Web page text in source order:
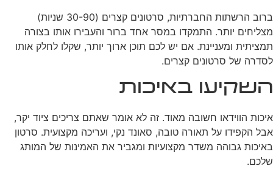
ברוב הרשתות החברתיות, סרטונים קצרים (30-90 שניות)
מצליחים יותר. התמקדו במסר אחד ברור והעבירו אותו בצורה
תמציתית ומעניינת. אם יש לכם תוכן ארוך יותר, שקלו לחלק אותו
לסדרה של סרטונים קצרים.
השקיעו באיכות
איכות הווידאו חשובה מאוד. זה לא אומר שאתם צריכים ציוד יקר,
אבל הקפידו על תאורה טובה, סאונד נקי, ועריכה מקצועית. סרטון
באיכות גבוהה משדר מקצועיות ומגביר את האמינות של המותג
שלכם.